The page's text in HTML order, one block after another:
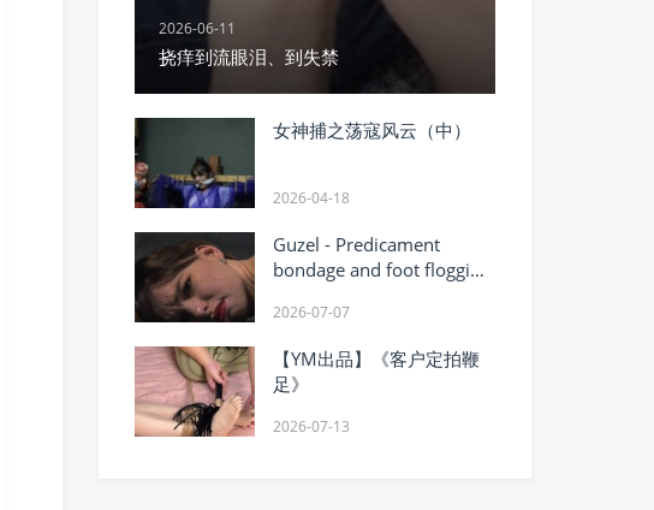
2026-06-11
挠痒到流眼泪、到失禁
女神捕之荡寇风云（中）
2026-04-18
Guzel - Predicament
bondage and foot flogging
2026-07-07
【YM出品】《客户定拍鞭
足》
2026-07-13